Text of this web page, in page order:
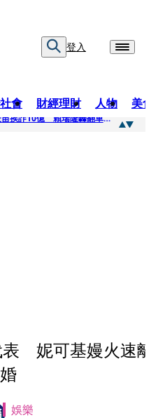
登入
會 財經理財 人物 美
柯志恩過往言論遭起底！慈濟買疫苗挨詐10億 賴瑞隆轟翻車：應為當年錯誤道歉
表 妮可基嫚火速
婚
娛樂